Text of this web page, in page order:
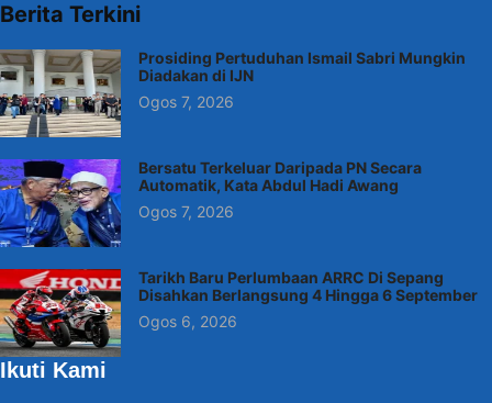
Berita Terkini
Prosiding Pertuduhan Ismail Sabri Mungkin
Diadakan di IJN
Ogos 7, 2026
Bersatu Terkeluar Daripada PN Secara
Automatik, Kata Abdul Hadi Awang
Ogos 7, 2026
Tarikh Baru Perlumbaan ARRC Di Sepang
Disahkan Berlangsung 4 Hingga 6 September
Ogos 6, 2026
Ikuti Kami